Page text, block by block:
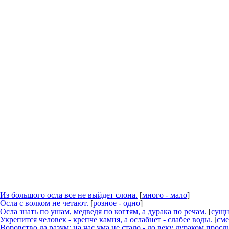
Из большого осла все не выйдет слона. [много - мало]
Осла с волком не четают. [розное - одно]
Осла знать по ушам, медведя по когтям, а дурака по речам. [
Укрепится человек - крепче камня, а ослабнет - слабее воды. [